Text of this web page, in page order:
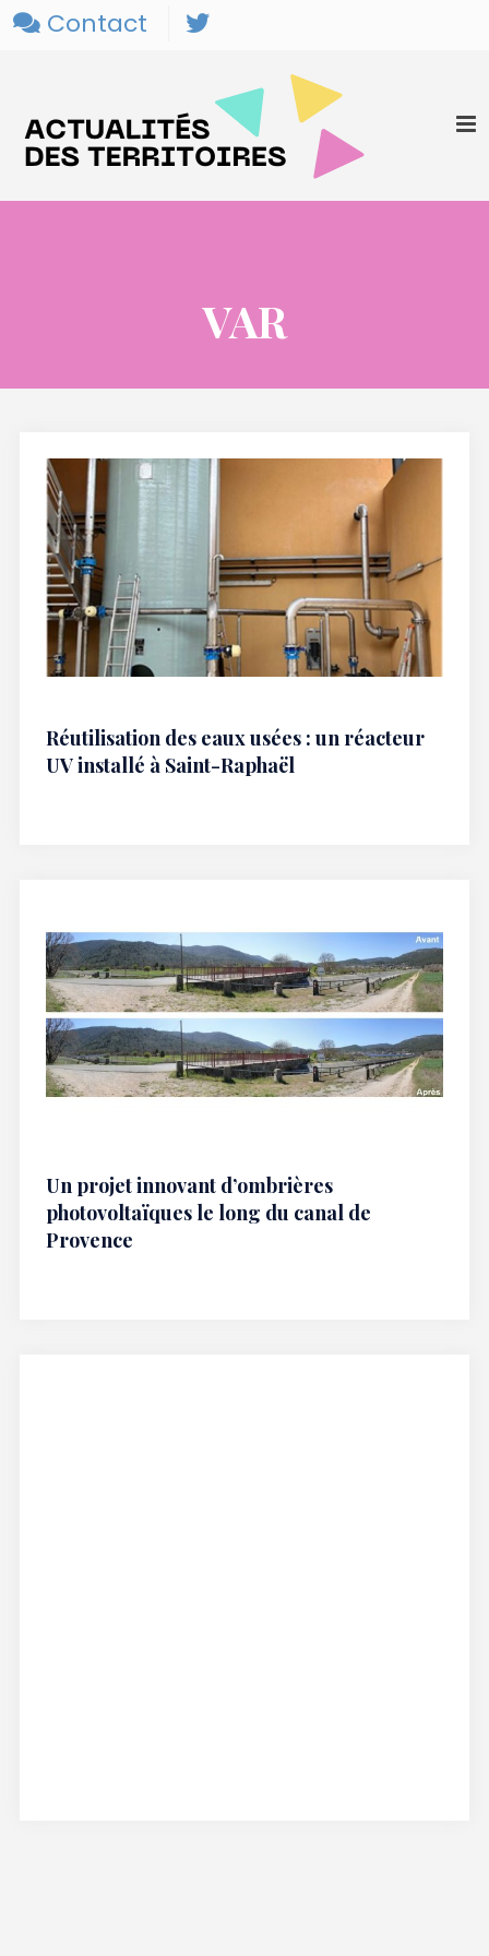
Contact
VAR
Réutilisation des eaux usées : un réacteur
UV installé à Saint-Raphaël
Un projet innovant d’ombrières
photovoltaïques le long du canal de
Provence